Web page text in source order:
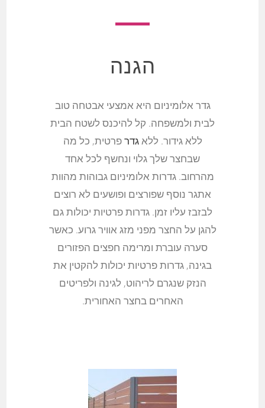
הגנה
גדר אלומיניום היא אמצעי אבטחה טוב
לבית ולמשפחה. קל להיכנס לשטח הבית
ללא גידור. ללאגדרפרטית, כל מה
שבחצר שלך גלוי ונחשף לכל אחד
מהרחוב. גדרות אלומיניום גבוהות מהוות
אתגר נוסף שפורצים ופושעים לא רוצים
לבזבז עליו זמן. גדרות פרטיות יכולות גם
להגן על החצר מפני מזג אוויר גרוע. כאשר
סערה עוברת ומרימה חפצים הפזורים
בגינה, גדרות פרטיות יכולות להקטין את
הנזק שנגרם לריהוט, לגינה ולפריטים
האחרים בחצר האחורית.